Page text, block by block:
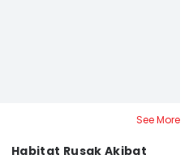
See More
Habitat Rusak Akibat